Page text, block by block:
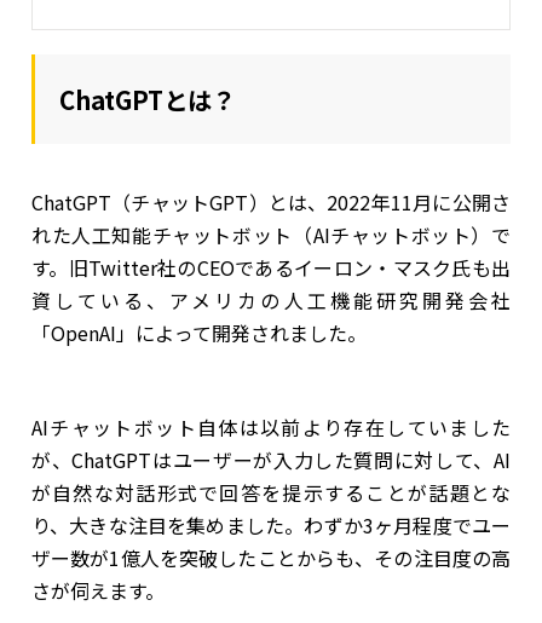
ChatGPTとは？
ChatGPT（チャットGPT）とは、2022年11月に公開さ
れた人工知能チャットボット（AIチャットボット）で
す。旧Twitter社のCEOであるイーロン・マスク氏も出
資している、アメリカの人工機能研究開発会社
「OpenAI」によって開発されました。
AIチャットボット自体は以前より存在していました
が、ChatGPTはユーザーが入力した質問に対して、AI
が自然な対話形式で回答を提示することが話題とな
り、大きな注目を集めました。わずか3ヶ月程度でユー
ザー数が1億人を突破したことからも、その注目度の高
さが伺えます。